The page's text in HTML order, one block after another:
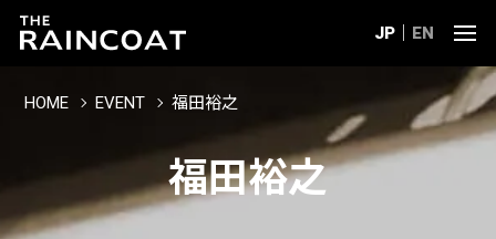
JP EN
HOME EVENT 福田裕之
福田裕之